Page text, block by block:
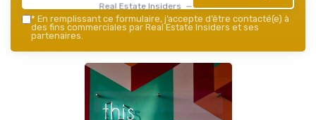
Real Estate Insiders — 2026
* En remplissant ce formulaire, j’accepte d’être contacté(e) à
des fins commerciales par Real Estate Insiders et ses
partenaires.